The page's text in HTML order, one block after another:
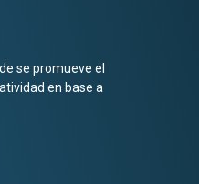
se promueve el
en base a